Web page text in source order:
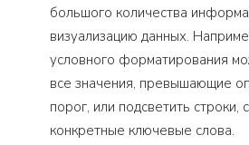
большого количества
визуализацию данных.
условного форматирования
все значения, превышающие
порог, или подсветить
конкретные ключевые слова.